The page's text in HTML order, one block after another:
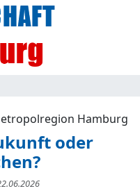
Hamburg
oder